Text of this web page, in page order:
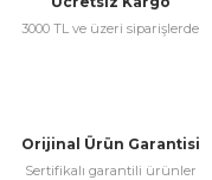
3000 TL ve üzeri siparişlerde
Orijinal Ürün Garantisi
Sertifikalı garantili ürünler